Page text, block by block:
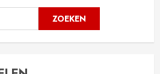
ZOEKEN